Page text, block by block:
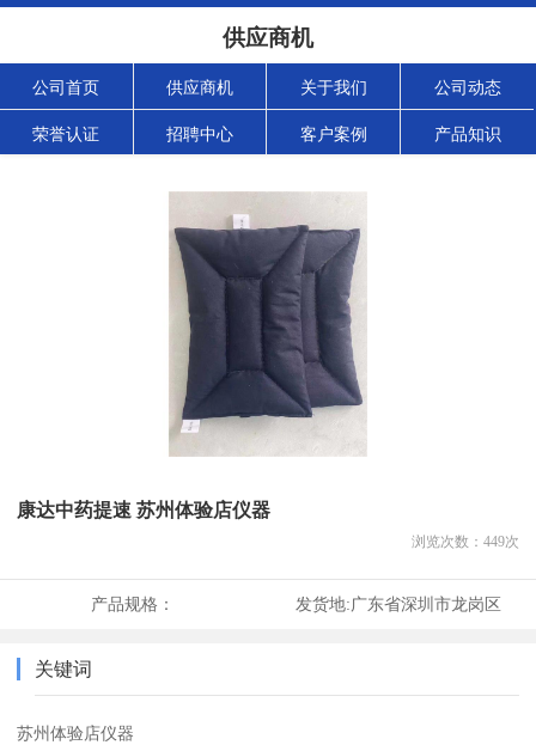
供应商机
公司首页 供应商机 关于我们 公司动态
荣誉认证 招聘中心 客户案例 产品知识
康达中药提速 苏州体验店仪器
浏览次数： 449次
产品规格： 发货地:广东省深圳市龙岗区
关键词
苏州体验店仪器